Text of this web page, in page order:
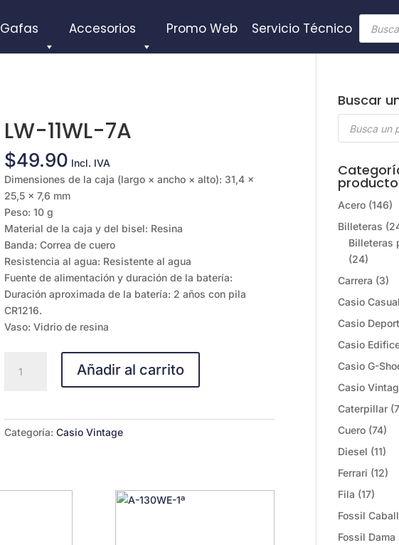
Gafas Accesorios Promo Web Servicio Técnico de
LW-11WL-7A
$49.90 Incl. IVA
Dimensiones de la caja (largo × ancho × alto): 31,4 ×
25,5 × 7,6 mm
Peso: 10 g
Material de la caja y del bisel: Resina
Banda: Correa de cuero
Resistencia al agua: Resistente al agua
Fuente de alimentación y duración de la batería:
Duración aproximada de la batería: 2 años con pila
CR1216.
Vaso: Vidrio de resina
11WL-
Añadir al carrito
Categoría:Casio Vintage
Buscar
Búsqueda
Acero (146)
Billeteras
Billeteras
(24)
Carrera (3)
Casio Casual
Casio
Casio
Casio G-
Casio
Caterpillar
Cuero (74)
Diesel (11)
Ferrari (12)
Fila (17)
Fossil
Fossil Dama